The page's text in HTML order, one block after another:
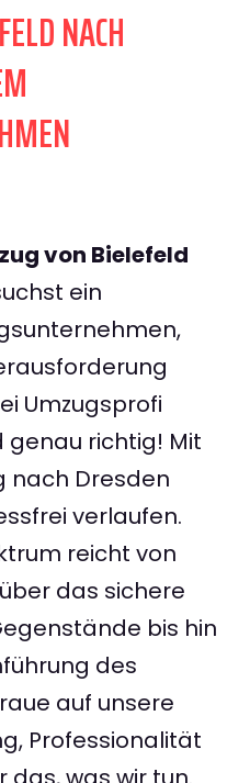
NACH
von Bielefeld
ein
Umzugsprofi
genau richtig! Mit
nach Dresden
verlaufen.
reicht von
das sichere
bis hin
des
auf unsere
Professionalität